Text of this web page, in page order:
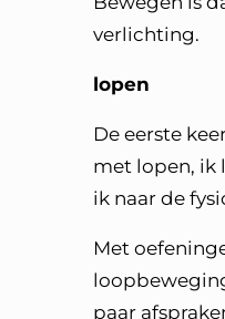
verlichting.
lopen
De eerste
met lopen, ik
ik naar de
Met
paar